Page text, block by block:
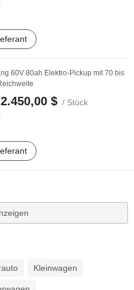
60V 80ah Elektro-Pickup mit 70 bis
$ / Stück
Kleinwagen